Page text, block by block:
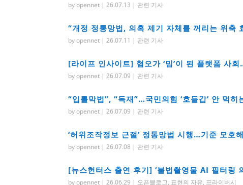
byopennet |26.07.13 | 관련 기사
“개정 정통망법, 의혹 제기 자체를 꺼리는 위
byopennet |26.07.11 | 관련 기사
[라이프 인사이트] 혐오가 ‘밈’이 된 플랫폼 사
byopennet |26.07.09 | 관련 기사
“입틀막법”, “독재”…국민의힘 ‘호들갑’ 안 먹
byopennet |26.07.09 | 관련 기사
‘허위조작정보 근절’ 정통망법 시행…기준 모호
byopennet |26.07.08 | 관련 기사
[뉴스헌터스 출연 후기] ‘불법촬영물 AI 필터링
byopennet |26.06.29 | 오픈블로그, 표현의 자유, 프라이버시